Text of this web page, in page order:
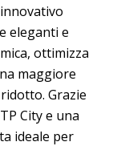
eleganti e
ottimizza
maggiore
Grazie
City e una
ideale per